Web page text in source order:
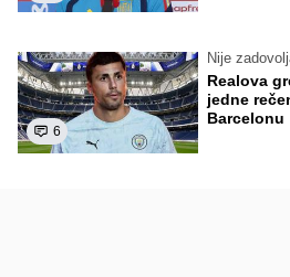
6
Nije
Realova
jedne
Barcelonu